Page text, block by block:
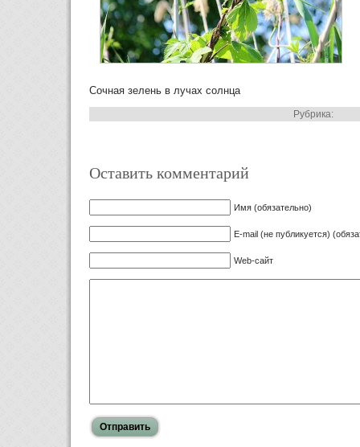
Сочная зелень в лучах солнца
Рубрика:
Оставить комментарий
Имя (обязательно)
E-mail (не публикуется)
Web-сайт